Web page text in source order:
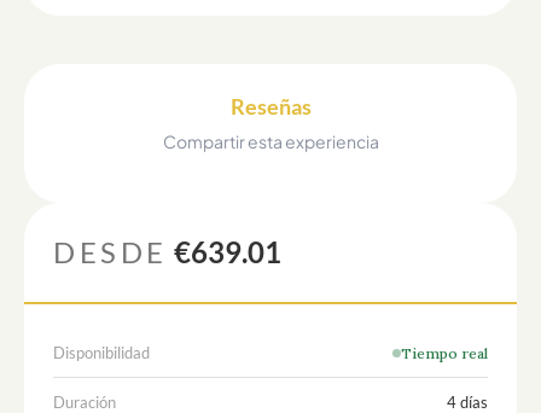
Reseñas
Compartir esta experiencia
DESDE €639.01
Disponibilidad Tiempo real
Duración 4 días